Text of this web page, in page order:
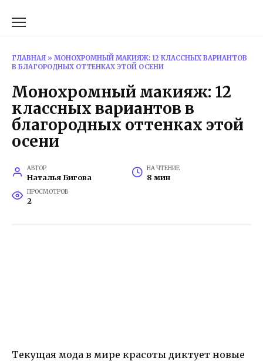
ГЛАВНАЯ » МОНОХРОМНЫЙ МАКИЯЖ: 12 КЛАССНЫХ ВАРИАНТОВ
В БЛАГОРОДНЫХ ОТТЕНКАХ ЭТОЙ ОСЕНИ
Монохромный макияж: 12
классных вариантов в
благородных оттенках этой
осени
АВТОР
Наталья Бигова
НА ЧТЕНИЕ
8 мин
ПРОСМОТРОВ
2
Текущая мода в мире красоты диктует новые